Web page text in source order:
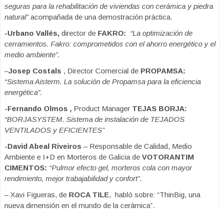
seguras para la rehabilitación de viviendas con cerámica y piedra
natural”acompañada de una demostración práctica.
-Urbano Vallés, director de FAKRO: “La optimización de
cerramientos. Fakro: comprometidos con el ahorro energético y el
medio ambiente”.
–Josep Costals , Director Comercial de PROPAMSA:
“Sistema Aisterm. La solución de Propamsa para la eficiencia
energética”.
-Fernando Olmos , Product Manager TEJAS BORJA:
“BORJASYSTEM. Sistema de instalación de TEJADOS
VENTILADOS y EFICIENTES”
-David Abeal Riveiros – Responsable de Calidad, Medio
Ambiente e I+D en Morteros de Galicia de VOTORANTIM
CIMENTOS: “Pulmor efecto gel, morteros cola con mayor
rendimiento, mejor trabajabilidad y confort”.
– Xavi Figueras, de ROCA TILE, habló sobre: “ThinBig, una
nueva dimensión en el mundo de la cerámica”.